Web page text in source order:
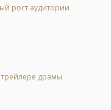
рост аудитории
трейлере драмы